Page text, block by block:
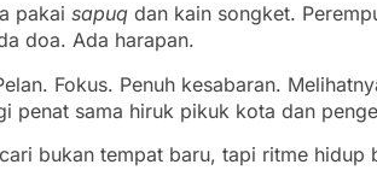
pakai sapuq dan kain songket.
doa. Ada harapan.
Fokus. Penuh kesabaran.
penat sama hiruk pikuk kota dan
bukan tempat baru, tapi ritme hidup